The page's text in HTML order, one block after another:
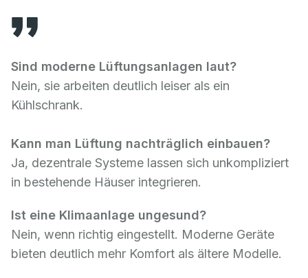
Sind moderne Lüftungsanlagen laut?
Nein, sie arbeiten deutlich leiser als ein
Kühlschrank.
Kann man Lüftung nachträglich einbauen?
Ja, dezentrale Systeme lassen sich unkompliziert
in bestehende Häuser integrieren.
Ist eine Klimaanlage ungesund?
Nein, wenn richtig eingestellt. Moderne Geräte
bieten deutlich mehr Komfort als ältere Modelle.